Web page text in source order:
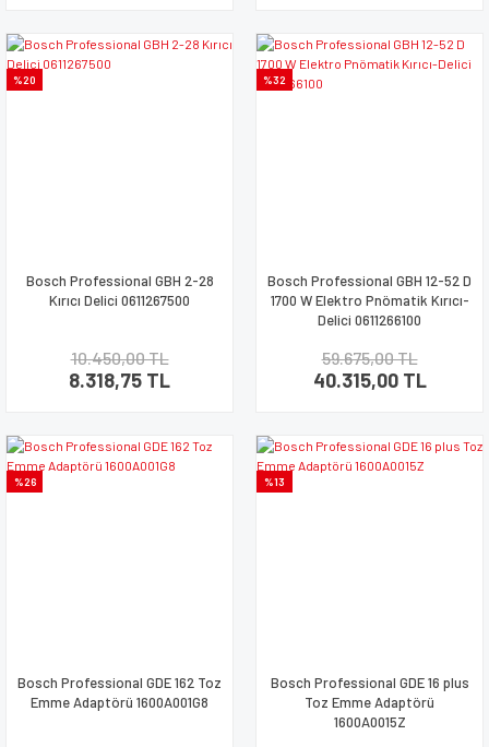
%20
Bosch Professional GBH 2-28
Kırıcı Delici 0611267500
10.450,00 TL
8.318,75 TL
%32
Bosch Professional GBH 12-52 D
1700 W Elektro Pnömatik Kırıcı-
Delici 0611266100
59.675,00 TL
40.315,00 TL
%26
Bosch Professional GDE 162 Toz
Emme Adaptörü 1600A001G8
%13
Bosch Professional GDE 16 plus
Toz Emme Adaptörü
1600A0015Z